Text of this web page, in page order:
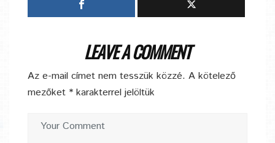
LEAVE A COMMENT
Az e-mail címet nem tesszük közzé. A kötelező
mezőket * karakterrel jelöltük